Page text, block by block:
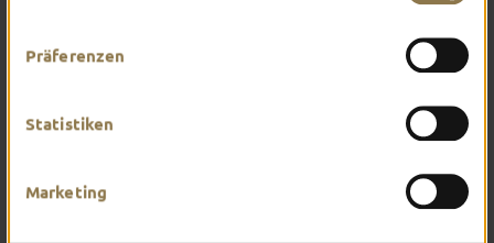
Präferenzen
Statistiken
Marketing